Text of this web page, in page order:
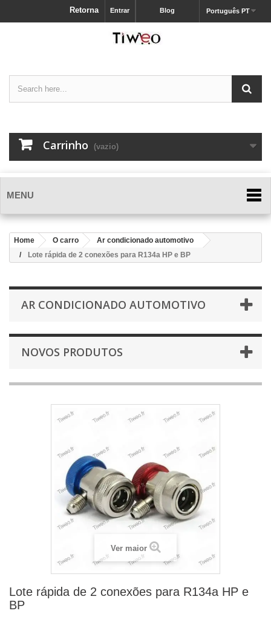
Português PT
Blog
Entrar
Retorna
Carrinho (vazio)
MENU
Home O carro
Ar condicionado automotivo
Lote rápida de 2 conexões para R134a HP e BP
AR CONDICIONADO AUTOMOTIVO
NOVOS PRODUTOS
Ver maior
Lote rápida de 2 conexões para R134a HP e
BP